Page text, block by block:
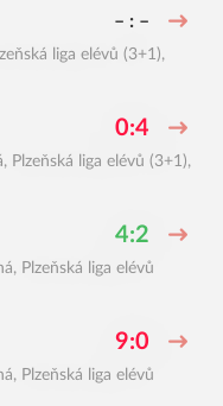
– : –
liga elévů (3+1),
0:4
, Plzeňská liga elévů (3+1),
4:2
, Plzeňská liga elévů
9:0
, Plzeňská liga elévů